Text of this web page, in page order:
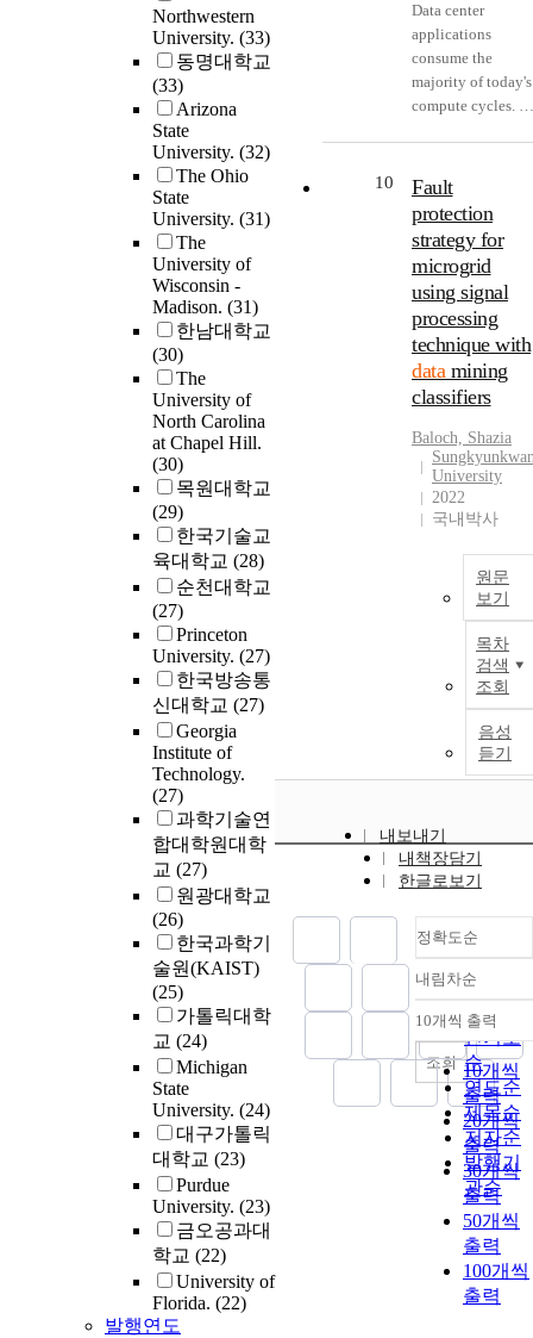
Northwestern
University. (33)
동명대학교
(33)
Arizona
State
University. (32)
The Ohio
State
University. (31)
The
University of
Wisconsin -
Madison. (31)
한남대학교
(30)
The
University of
North Carolina
at Chapel Hill.
(30)
목원대학교
(29)
한국기술교
육대학교 (28)
순천대학교
(27)
Princeton
University. (27)
한국방송통
신대학교 (27)
Georgia
Institute of
Technology.
(27)
과학기술연
합대학원대학
교 (27)
원광대학교
(26)
한국과학기
술원(KAIST)
(25)
가톨릭대학
교 (24)
Michigan
State
University. (24)
대구가톨릭
대학교 (23)
Purdue
University. (23)
금오공과대
학교 (22)
University of
Florida. (22)
발행연도
Data center
applications
consume the
majority of today's
compute cycles.
architecture,
compilers, and
operating systems-
are inefficient for
data center
applications, this
dissertation
focuses on
redesigning the
computer system
data center
processing.The
challenges of
efficient data
are twofold. First,
data center
applications
volume of data
with complex
functionality to
meet the demand
of billions of users.
provide steady
performance
scaling to support
this rapid growth.
This dissertation
addresses these
challenges by
proposing a
computer systems
design.The
feedback loop
proposed in this
dissertation
consists of
characterization
methodologies to
find reasons
behind the
inefficiency and
10
Fault
protection
strategy for
microgrid
using signal
processing
technique with
datamining
classifiers
Baloch, Shazia
University
2022
국내박사
원문
보기
목차
검색
조회
음성
듣기
내보내기
내책장담기
한글로보기
정확도순
정확도
순
인기도
순
연도순
제목순
저자순
발행기
관순
내림차순
내림차
10개씩 출력
10개씩
출력
20개씩
출력
30개씩
출력
50개씩
출력
100개씩
출력
조회